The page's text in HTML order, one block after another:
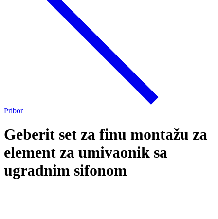
Pribor
Geberit set za finu montažu za
element za umivaonik sa
ugradnim sifonom